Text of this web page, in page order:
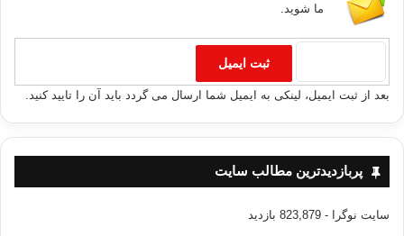
ما شوید.
بعد از ثبت ایمیل، لینکی به ایمیل شما ارسال می گردد باید آن را تایید کنید.
پربازدیدترین مطالب سایت
سایت نوگرا - 823,879 بازدید